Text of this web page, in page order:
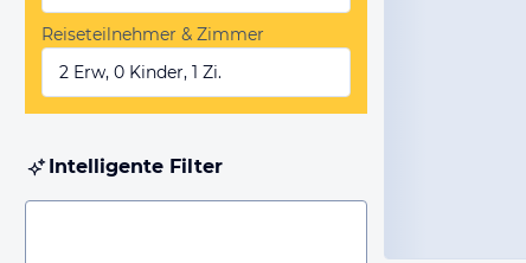
Reiseteilnehmer & Zimmer
2 Erw, 0 Kinder, 1 Zi.
Intelligente Filter